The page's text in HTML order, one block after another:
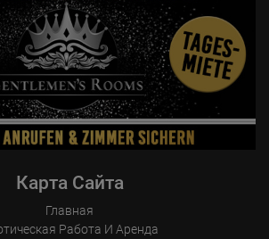
rent_info_en.php
rent_info_hu.php
заявки с фотографией, рабочим
документами через WhatsApp (немецкий/
сербский).
Карта Сайта
Главная
Pабота И Аренда